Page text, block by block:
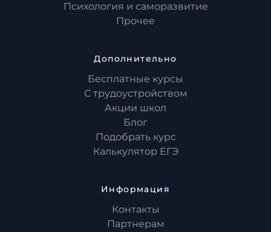
Психология и саморазвитие
Прочее
Дополнительно
Бесплатные курсы
С трудоустройством
Акции школ
Блог
Подобрать курс
Калькулятор ЕГЭ
Информация
Контакты
Партнерам